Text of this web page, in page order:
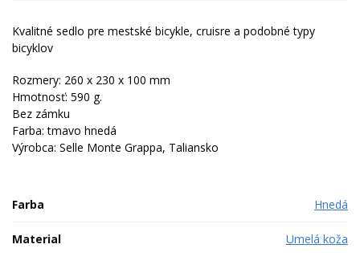
Kvalitné sedlo pre mestské bicykle, cruisre a podobné typy
bicyklov
Rozmery: 260 x 230 x 100 mm
Hmotnosť: 590 g.
Bez zámku
Farba: tmavo hnedá
Výrobca: Selle Monte Grappa, Taliansko
Farba Hnedá
Material Umelá koža